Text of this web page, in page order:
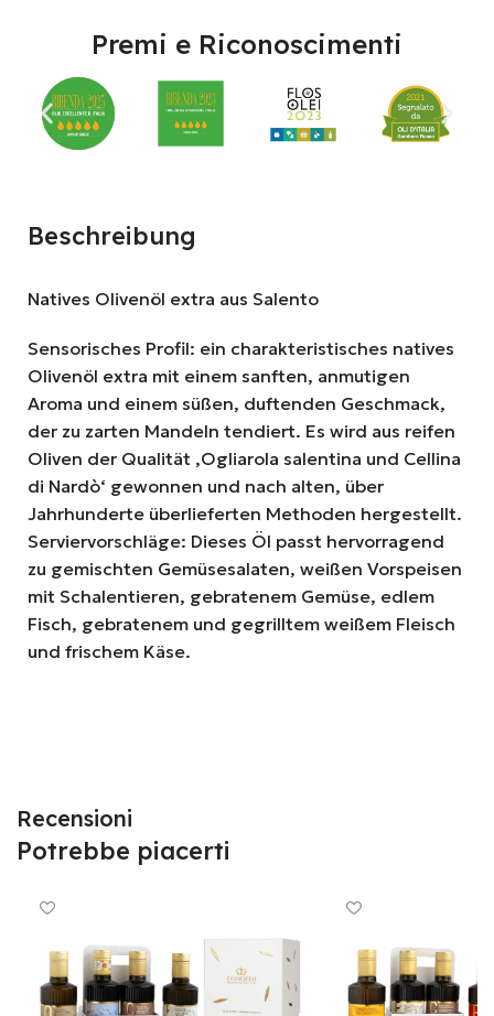
Premi e Riconoscimenti
Beschreibung
Natives Olivenöl extra aus Salento
Sensorisches Profil: ein charakteristisches natives
Olivenöl extra mit einem sanften, anmutigen
Aroma und einem süßen, duftenden Geschmack,
der zu zarten Mandeln tendiert. Es wird aus reifen
Oliven der Qualität ‚Ogliarola salentina und Cellina
di Nardò‘ gewonnen und nach alten, über
Jahrhunderte überlieferten Methoden hergestellt.
Serviervorschläge: Dieses Öl passt hervorragend
zu gemischten Gemüsesalaten, weißen Vorspeisen
mit Schalentieren, gebratenem Gemüse, edlem
Fisch, gebratenem und gegrilltem weißem Fleisch
und frischem Käse.
Recensioni
Potrebbe piacerti